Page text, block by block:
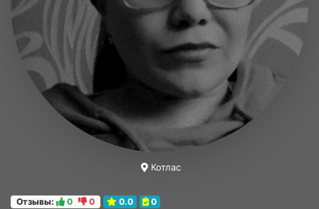
Отзывы: 0 0 0.0 0
Котлас